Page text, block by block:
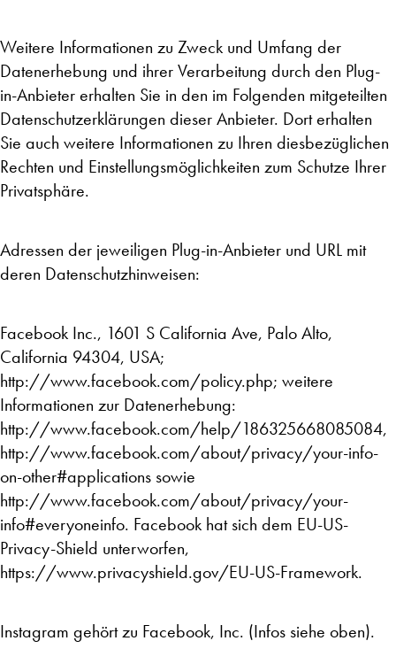
Weitere Informationen zu Zweck und Umfang der
Datenerhebung und ihrer Verarbeitung durch den Plug-
in-Anbieter erhalten Sie in den im Folgenden mitgeteilten
Datenschutzerklärungen dieser Anbieter. Dort erhalten
Sie auch weitere Informationen zu Ihren diesbezüglichen
Rechten und Einstellungsmöglichkeiten zum Schutze Ihrer
Privatsphäre.
Adressen der jeweiligen Plug-in-Anbieter und URL mit
deren Datenschutzhinweisen:
Facebook Inc., 1601 S California Ave, Palo Alto,
California 94304, USA;
http://www.facebook.com/policy.php; weitere
Informationen zur Datenerhebung:
http://www.facebook.com/help/186325668085084,
http://www.facebook.com/about/privacy/your-info-
on-other#applications sowie
http://www.facebook.com/about/privacy/your-
info#everyoneinfo. Facebook hat sich dem EU-US-
Privacy-Shield unterworfen,
https://www.privacyshield.gov/EU-US-Framework.
Instagram gehört zu Facebook, Inc. (Infos siehe oben).